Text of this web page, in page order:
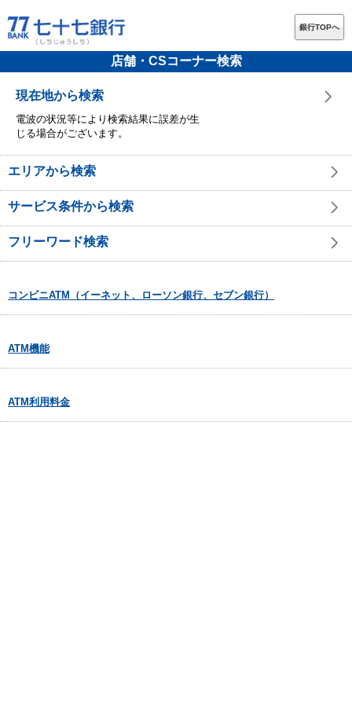
銀行TOPへ
店舗・CSコーナー検索
現在地から検索
電波の状況等により検索結果に誤差が生
じる場合がございます。
エリアから検索
サービス条件から検索
フリーワード検索
コンビニATM（イーネット、ローソン銀行、セブン銀行）
ATM機能
ATM利用料金